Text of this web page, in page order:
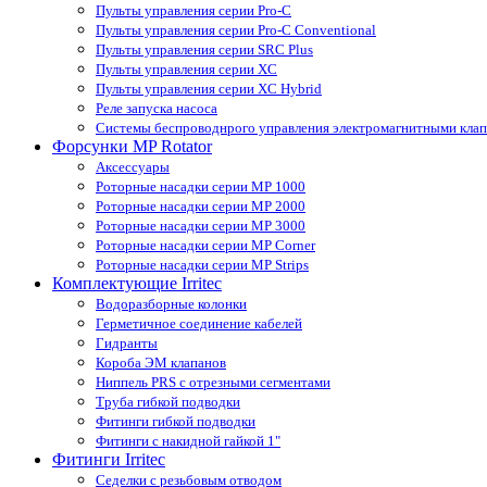
Пульты управления серии Pro-С
Пульты управления серии Pro-С Conventional
Пульты управления серии SRС Plus
Пульты управления серии XС
Пульты управления серии XС Hybrid
Реле запуска насоса
Системы беспроводнрого управления электромагнитными
Форсунки MP Rotator
Аксессуары
Роторные насадки серии MP 1000
Роторные насадки серии MP 2000
Роторные насадки серии MP 3000
Роторные насадки серии MP Corner
Роторные насадки серии MP Strips
Комплектующие Irritec
Водоразборные колонки
Герметичное соединение кабелей
Гидранты
Короба ЭМ клапанов
Ниппель PRS с отрезными сегментами
Труба гибкой подводки
Фитинги гибкой подводки
Фитинги с накидной гайкой 1"
Фитинги Irritec
Седелки с резьбовым отводом